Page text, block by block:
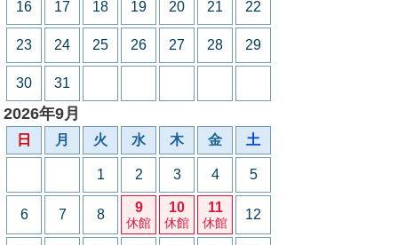
16 17 18 19 20 21 22
23 24 25 26 27 28 29
30 31
2026年9月
日 月 火 水 木 金 土
1 2 3 4 5
6 7 8 9
休館
10
休館
11
休館
12